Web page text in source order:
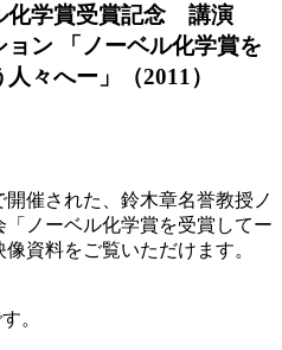
化学賞受賞記念 講演
ン 「ノーベル化学賞を
々へー」（2011）
催された、鈴木章名誉教授ノ
ノーベル化学賞を受賞してー
資料をご覧いただけます。
。